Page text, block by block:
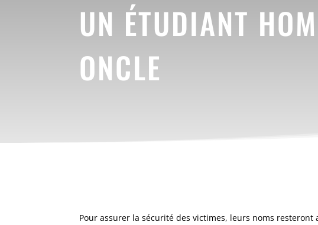
UN ÉTUDIANT
ONCLE
Pour assurer la sécurité des victimes, leurs noms resteront